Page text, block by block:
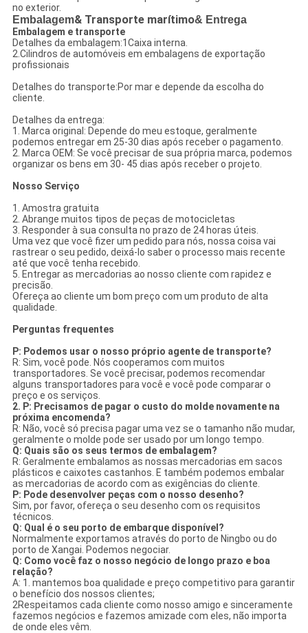
no exterior.
Embalagem& Transporte marítimo& Entrega
Embalagem e transporte
Detalhes da embalagem:1Caixa interna.
2.Cilindros de automóveis em embalagens de exportação
profissionais
Detalhes do transporte:Por mar e depende da escolha do
cliente.
Detalhes da entrega:
1. Marca original: Depende do meu estoque, geralmente
podemos entregar em 25-30 dias após receber o pagamento.
2. Marca OEM: Se você precisar de sua própria marca, podemos
organizar os bens em 30- 45 dias após receber o projeto.
Nosso Serviço
1. Amostra gratuita
2. Abrange muitos tipos de peças de motocicletas
3. Responder à sua consulta no prazo de 24 horas úteis.
Uma vez que você fizer um pedido para nós, nossa coisa vai
rastrear o seu pedido, deixá-lo saber o processo mais recente
até que você tenha recebido.
5. Entregar as mercadorias ao nosso cliente com rapidez e
precisão.
Ofereça ao cliente um bom preço com um produto de alta
qualidade.
Perguntas frequentes
P: Podemos usar o nosso próprio agente de transporte?
R: Sim, você pode. Nós cooperamos com muitos
transportadores. Se você precisar, podemos recomendar
alguns transportadores para você e você pode comparar o
preço e os serviços.
2. P: Precisamos de pagar o custo do molde novamente na
próxima encomenda?
R: Não, você só precisa pagar uma vez se o tamanho não mudar,
geralmente o molde pode ser usado por um longo tempo.
Q: Quais são os seus termos de embalagem?
R: Geralmente embalamos as nossas mercadorias em sacos
plásticos e caixotes castanhos. E também podemos embalar
as mercadorias de acordo com as exigências do cliente.
P: Pode desenvolver peças com o nosso desenho?
Sim, por favor, ofereça o seu desenho com os requisitos
técnicos.
Q: Qual é o seu porto de embarque disponível?
Normalmente exportamos através do porto de Ningbo ou do
porto de Xangai. Podemos negociar.
Q: Como você faz o nosso negócio de longo prazo e boa
relação?
A: 1. mantemos boa qualidade e preço competitivo para garantir
o benefício dos nossos clientes;
2Respeitamos cada cliente como nosso amigo e sinceramente
fazemos negócios e fazemos amizade com eles, não importa
de onde eles vêm.